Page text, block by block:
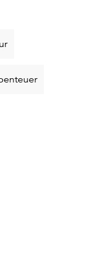
Schlüsselwort